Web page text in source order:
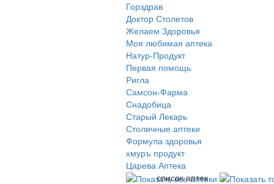
Горздрав
Доктор Столетов
Желаем Здоровья
Моя любимая аптека
Натур-Продукт
Первая помощь
Ригла
Самсон-Фарма
Снадобица
Старый Лекарь
Столичные аптеки
Формула здоровья
хмуръ продукт
Царева Аптека
список аптек